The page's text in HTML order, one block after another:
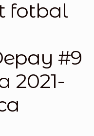
fotbal
#9
2021-